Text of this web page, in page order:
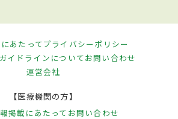
あたってプライバシーポリシー
イドラインについてお問い合わせ
運営会社
【医療機関の方】
掲載にあたって お問い合わせ